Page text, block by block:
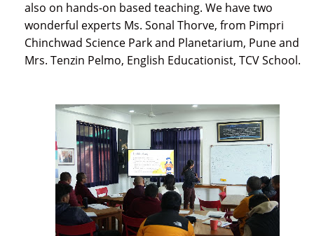
also on hands-on based teaching. We have two
wonderful experts Ms. Sonal Thorve, from Pimpri
Chinchwad Science Park and Planetarium, Pune and
Mrs. Tenzin Pelmo, English Educationist, TCV School.